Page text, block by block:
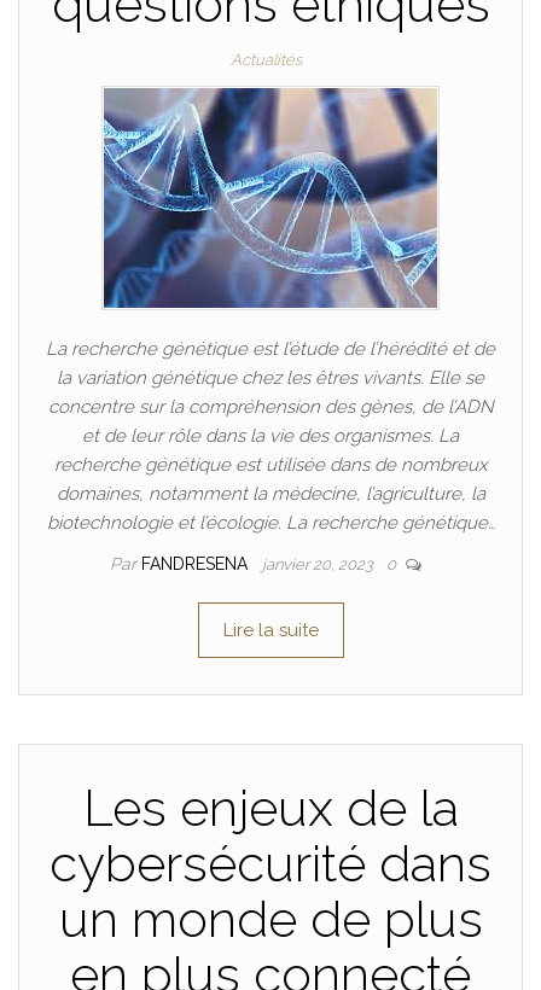
Actualités
La recherche génétique est l’étude de l’hérédité et de
la variation génétique chez les êtres vivants. Elle se
concentre sur la compréhension des gènes, de l’ADN
et de leur rôle dans la vie des organismes. La
recherche génétique est utilisée dans de nombreux
domaines, notamment la médecine, l’agriculture, la
biotechnologie et l’écologie. La recherche génétique…
Par FANDRESENA janvier 20, 2023 0
Lire la suite
Les enjeux de la
cybersécurité dans
un monde de plus
en plus connecté